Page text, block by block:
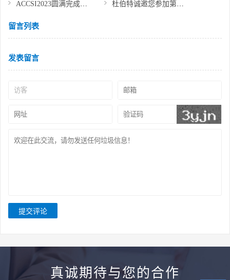
ACCSI2023圆满完成，感恩所有相遇，期待下次相聚！ 杜伯特诚邀您参加第十六届中国科学仪器发展年会
留言列表
发表留言
提交评论
真诚期待与您的合作